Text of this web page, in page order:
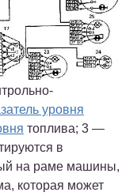
уровня
топлива; 3 —
в
на раме машины,
которая может